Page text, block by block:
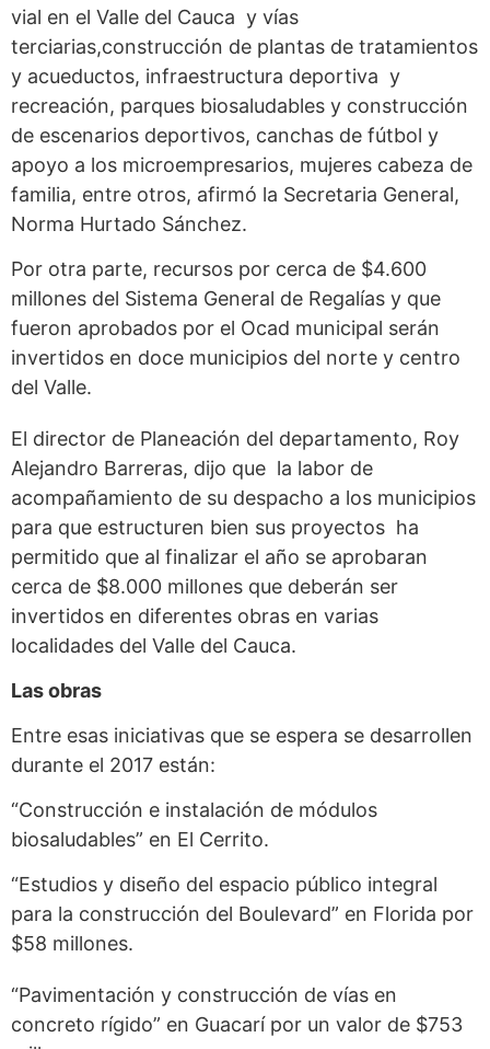
vial en el Valle del Cauca y vías
terciarias,construcción de plantas de tratamientos
y acueductos, infraestructura deportiva y
recreación, parques biosaludables y construcción
de escenarios deportivos, canchas de fútbol y
apoyo a los microempresarios, mujeres cabeza de
familia, entre otros, afirmó la Secretaria General,
Norma Hurtado Sánchez.
Por otra parte, recursos por cerca de $4.600
millones del Sistema General de Regalías y que
fueron aprobados por el Ocad municipal serán
invertidos en doce municipios del norte y centro
del Valle.
El director de Planeación del departamento, Roy
Alejandro Barreras, dijo que la labor de
acompañamiento de su despacho a los municipios
para que estructuren bien sus proyectos ha
permitido que al finalizar el año se aprobaran
cerca de $8.000 millones que deberán ser
invertidos en diferentes obras en varias
localidades del Valle del Cauca.
Las obras
Entre esas iniciativas que se espera se desarrollen
durante el 2017 están:
“Construcción e instalación de módulos
biosaludables” en El Cerrito.
“Estudios y diseño del espacio público integral
para la construcción del Boulevard” en Florida por
$58 millones.
“Pavimentación y construcción de vías en
concreto rígido” en Guacarí por un valor de $753